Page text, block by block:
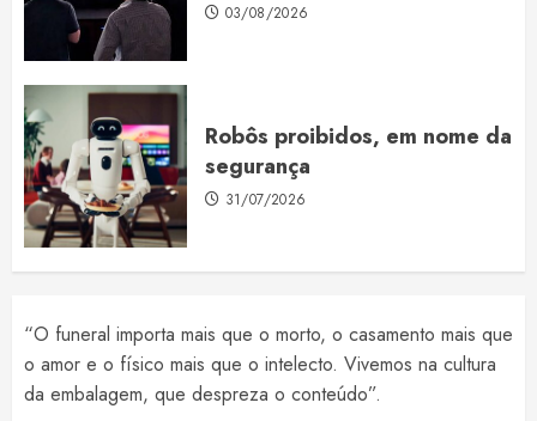
03/08/2026
Robôs proibidos, em nome da
segurança
31/07/2026
“O funeral importa mais que o morto, o casamento mais que
o amor e o físico mais que o intelecto. Vivemos na cultura
da embalagem, que despreza o conteúdo”.